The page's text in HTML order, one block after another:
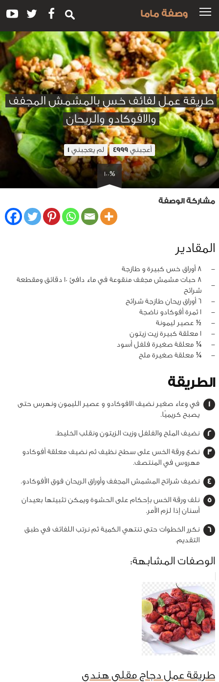
وصفة ماما
طريقة عمل لفائف خس بالمشمش المجفف
والافوكادو والريحان
أعجبني 4999 لم يعجبني 1
100%
مشاركة الوصفة
المقادير
‏-
8 أوراق خس كبيرة و طازجة
‏-
8 حبات مشمش مجفف منقوعة في ماء دافئ 10 دقائق ومقطعة
شرائح
‏-
6 أوراق ريحان طازجة شرائح
‏-
1 ثمرة أفوكادو ناضجة
‏-
½ عصير ليمونة
‏-
1 معلقة كبيرة زيت زيتون
‏-
¼ معلقة صغيرة فلفل أسود
‏-
¼ معلقة صغيرة ملح
الطريقة
في وعاء صغير نضيف الافوكادو و عصير الليمون ونهرس حتى
يصبح كريميًا.
نضيف الملح والفلفل وزيت الزيتون ونقلب الخليط.
نضع ورقة الخس على سطح نظيف ثم نضيف معلقة أفوكادو
مهروس في المنتصف.
نضيف شرائح المشمش المجفف وأوراق الريحان فوق الأفوكادو.
نلف ورقة الخس بإحكام على الحشوة ويمكن تثبيتها بعيدان
أسنان إذا لزم الأمر.
نكرر الخطوات حتى تنتهي الكمية ثم نرتب اللفائف في طبق
التقديم.
الوصفات المشابهة:
طريقة عمل دجاج مقلي هندي